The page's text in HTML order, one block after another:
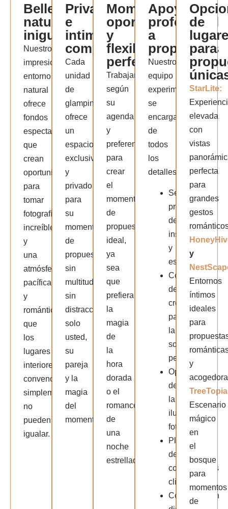
Belleza
natural
inigualable
Nuestro
impresionante
entorno
natural
ofrece
fondos
espectaculares
que
crean
oportunidades
para
tomar
fotografías
increíbles
y
una
atmósfera
pacífica
y
romántica
que
los
lugares
interiores
convencionales
simplemente
no
pueden
igualar.
Privacidad
e
intimidad
completas
Cada
unidad
de
glamping
ofrece
un
espacio
exclusivo
y
privado
para
su
momento
de
propuesta:
sin
multitudes,
sin
distracciones,
solo
usted,
su
pareja
y la
magia
del
momento.
Momento
oportuno
y
flexibilidad
perfectos
Trabajamos
según
su
agenda
y
preferencias
para
crear
el
momento
de
propuesta
ideal,
ya
sea
que
prefiera
la
magia
de
la
hora
dorada
o el
romance
de
una
noche
estrellada.
Apoyo
profesional
a
propuestas
Nuestro
equipo
experimentado
se
encarga
de
todos
los
detalles:
Servicios
profesionales
de
instalación
y
estilismo
Coordinación
de
cronogramas
para
la
sorpresa
perfecta
Optimización
de
la
iluminación
fotográfica.
Planificación
de
contingencias
climáticas
Configuración
de
para
StarLite:
elevada
con
vistas
perfecta
para
grandes
gestos
y
Entornos
íntimos
ideales
para
y
Escenario
mágico
en
el
bosque
para
momentos
de